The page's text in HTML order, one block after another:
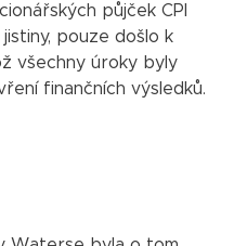
půjček CPI
pouze došlo k
všechny úroky byly
finančních výsledků.